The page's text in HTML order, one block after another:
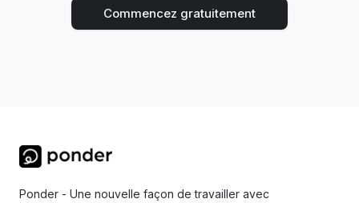
Commencez gratuitement
Ponder - Une nouvelle façon de travailler avec